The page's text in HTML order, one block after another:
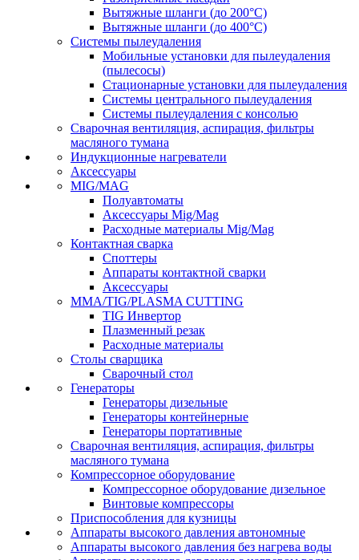
Вытяжные шланги (до 200°C)
Вытяжные шланги (до 400°C)
Системы пылеудаления
Мобильные установки для пылеудаления
(пылесосы)
Стационарные установки для пылеудаления
Системы центрального пылеудаления
Системы пылеудаления с консолью
Сварочная вентиляция, аспирация, фильтры
масляного тумана
Индукционные нагреватели
Аксессуары
MIG/MAG
Полуавтоматы
Аксессуары Mig/Mag
Расходные материалы Mig/Mag
Контактная сварка
Споттеры
Аппараты контактной сварки
Аксессуары
MMA/TIG/PLASMA CUTTING
TIG Инвертор
Плазменный резак
Расходные материалы
Столы сварщика
Сварочный стол
Генераторы
Генераторы дизельные
Генераторы контейнерные
Генераторы портативные
Сварочная вентиляция, аспирация, фильтры
масляного тумана
Компрессорное оборудование
Компрессорное оборудование дизельное
Винтовые компрессоры
Приспособления для кузницы
Аппараты высокого давления автономные
Аппараты высокого давления без нагрева воды